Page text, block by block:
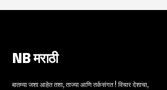
NB मराठी
बातम्या जशा आहेत तशा, ताज्या आणि तर्कसंगत ! विचार देशाचा,